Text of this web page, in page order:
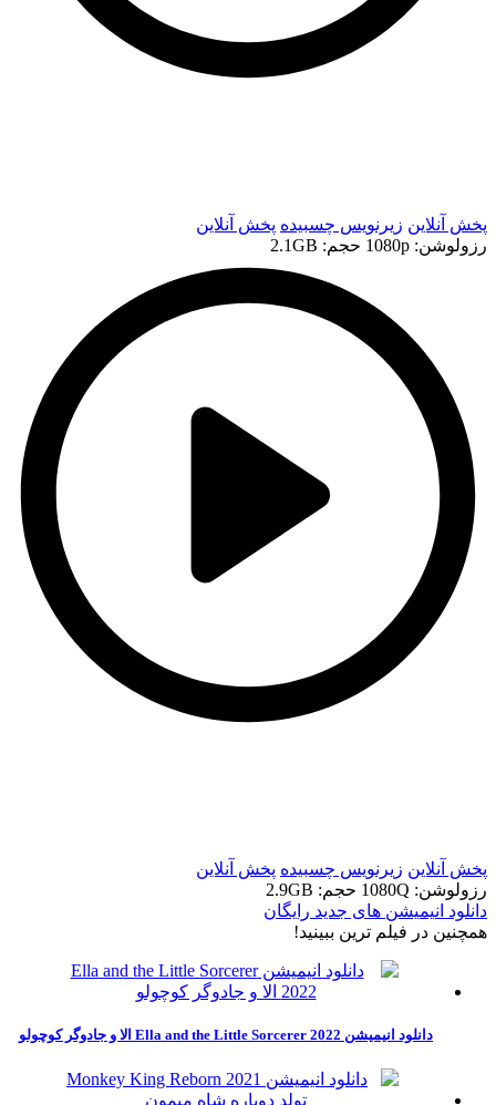
پخش آنلاین زیرنویس چسبیده پخش آنلاین
رزولوشن: 1080p
حجم: 2.1GB
پخش آنلاین زیرنویس چسبیده پخش آنلاین
رزولوشن: 1080Q
حجم: 2.9GB
دانلود انیمیشن های جدید رایگان
همچنين در فيلم ترين ببينيد!
دانلود انیمیشن Ella and the Little Sorcerer 2022 الا و جادوگر کوچولو